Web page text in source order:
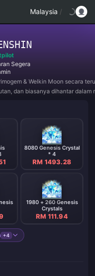
Malaysia /
Segera
& Welkin Moon secara
dan biasanya dihantar dalam
8080 Genesis Crystal
* 4
RM 1493.28
1980 + 260 Genesis
Crystals
RM 111.94
+4